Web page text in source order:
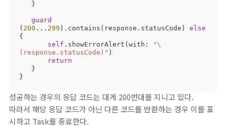
guard
( 200 ... 299 ).contains(response.statusCode) else
{
self .showErrorAlert(with: "\
(response.statusCode) " )
return
}
성공하는 경우의 응답 코드는 대게 200번대를 지니고 있다.
따라서 해당 응답 코드가 아닌 다른 코드를 반환하는 경우 이를 표
시하고 Task를 종료한다.